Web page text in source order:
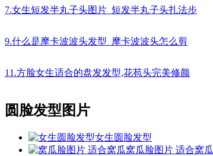
7.女生短发半丸子头图片_短发半丸子头扎法步
9.什么是摩卡波波头发型_摩卡波波头怎么剪
11.方脸女生适合的盘发发型,花苞头完美修颜
圆脸发型图片
女生圆脸发型
窝瓜脸图片 适合窝瓜